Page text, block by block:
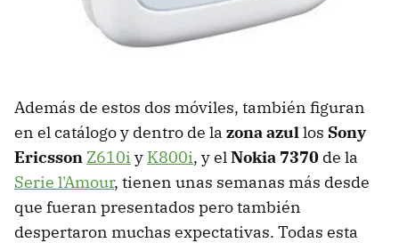
Además de estos dos móviles, también figuran
en el catálogo y dentro de la zona azullos Sony
Ericsson Z610i y K800i, y elNokia 7370 de la
Serie l'Amour, tienen unas semanas más desde
que fueran presentados pero también
despertaron muchas expectativas. Todas esta